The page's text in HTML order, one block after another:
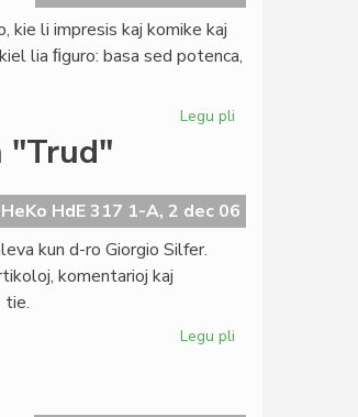
2007
kie li impresis kaj komike kaj
lia ﬁguro: basa sed potenca,
Legu pli
Teo
Jurukov
"Trud"
HeKo HdE 317 1-A, 2 dec 06
kun d-ro Giorgio Silfer.
komentarioj kaj
tie.
Legu pli